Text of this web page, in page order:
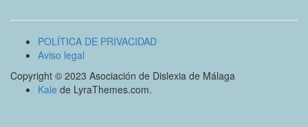
POLÍTICA DE PRIVACIDAD
Aviso legal
Copyright © 2023 Asociación de Dislexia de Málaga
Kale de LyraThemes.com.